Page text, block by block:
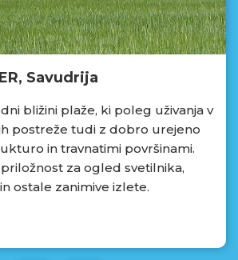
Savudrija
bližini plaže, ki poleg uživanja v
postreže tudi z dobro urejeno
in travnatimi površinami.
za ogled svetilnika,
ostale zanimive izlete.